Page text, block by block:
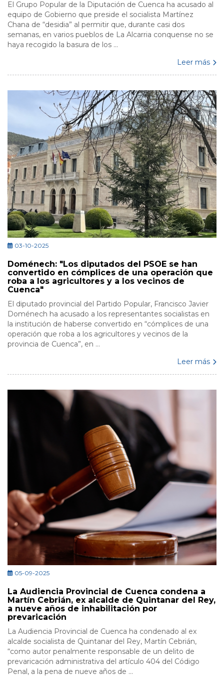
El Grupo Popular de la Diputación de Cuenca ha acusado al
equipo de Gobierno que preside el socialista Martínez
Chana de “desidia” al permitir que, durante casi dos
semanas, en varios pueblos de La Alcarria conquense no se
haya recogido la basura de los ...
Leer más
03-10-2025
Doménech: "Los diputados del PSOE se han
convertido en cómplices de una operación que
roba a los agricultores y a los vecinos de
Cuenca"
El diputado provincial del Partido Popular, Francisco Javier
Doménech ha acusado a los representantes socialistas en
la institución de haberse convertido en “cómplices de una
operación que roba a los agricultores y vecinos de la
provincia de Cuenca”, en ...
Leer más
05-09-2025
La Audiencia Provincial de Cuenca condena a
Martín Cebrián, ex alcalde de Quintanar del Rey,
a nueve años de inhabilitación por
prevaricación
La Audiencia Provincial de Cuenca ha condenado al ex
alcalde socialista de Quintanar del Rey, Martín Cebrián,
“como autor penalmente responsable de un delito de
prevaricación administrativa del artículo 404 del Código
Penal, a la pena de nueve años de ...